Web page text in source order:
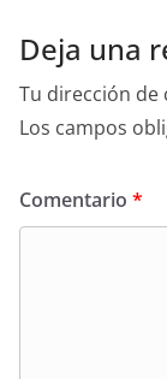
Deja una
Tu dirección
Los campos
Comentario *